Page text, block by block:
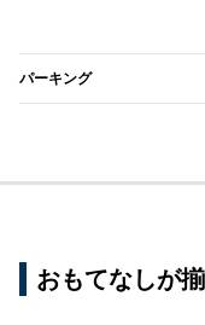
パーキング
おもてなしが